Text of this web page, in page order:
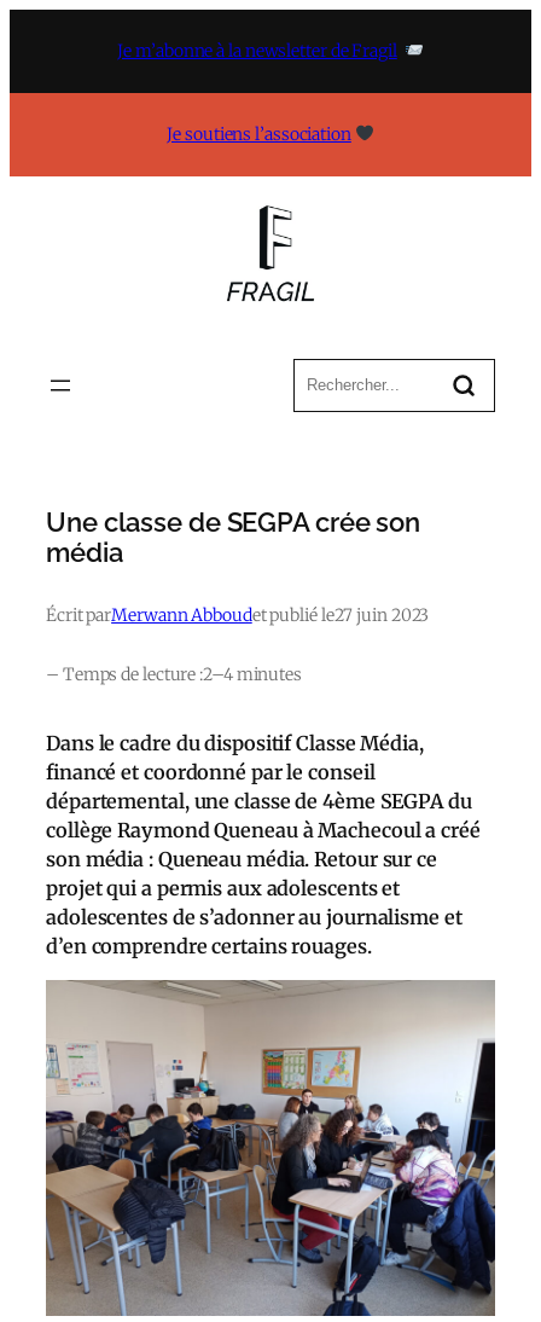
Je m’abonne à la newsletter de Fragil
Je soutiens l’association
Une classe de SEGPA crée son
média
Écrit parMerwann Abboudet publié le27 juin 2023
– Temps de lecture :2–4 minutes
Dans le cadre du dispositif Classe Média,
financé et coordonné par le conseil
départemental, une classe de 4ème SEGPA du
collège Raymond Queneau à Machecoul a créé
son média : Queneau média. Retour sur ce
projet qui a permis aux adolescents et
adolescentes de s’adonner au journalisme et
d’en comprendre certains rouages.